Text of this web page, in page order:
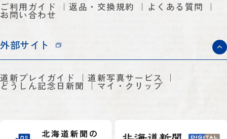
ご利用ガイド 返品・交換規約 よくある質問
お問い合わせ
外部サイト
道新プレイガイド 道新写真サービス
どうしん記念日新聞 マイ・クリップ